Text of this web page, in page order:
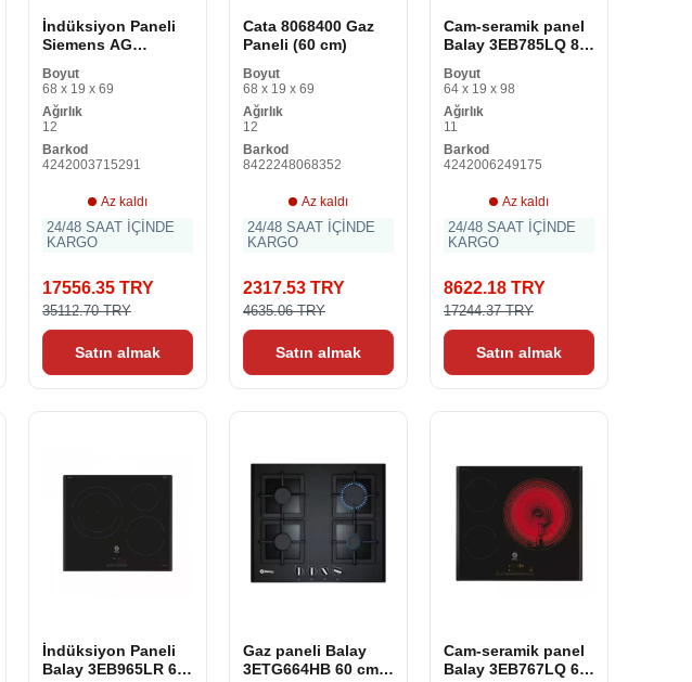
İndüksiyon Paneli
Siemens AG
60 cm
Boyut
68 x 19 x 69
Ağırlık
12
Barkod
4242003715291
Az kaldı
24/48 SAAT İÇİNDE
KARGO
17556.35 TRY
35112.70 TRY
Satın almak
Cata 8068400 Gaz
Paneli (60 cm)
Boyut
68 x 19 x 69
Ağırlık
12
Barkod
8422248068352
Az kaldı
24/48 SAAT İÇİNDE
KARGO
2317.53 TRY
4635.06 TRY
Satın almak
Cam-seramik panel
Balay 3EB785LQ 80
Boyut
64 x 19 x 98
Ağırlık
11
Barkod
4242006249175
Az kaldı
24/48 SAAT İÇİNDE
KARGO
8622.18 TRY
17244.37 TRY
Satın almak
İndüksiyon Paneli
Balay 3EB965LR 60
Gaz paneli Balay
3ETG664HB 60 cm
Cam-seramik panel
Balay 3EB767LQ 60